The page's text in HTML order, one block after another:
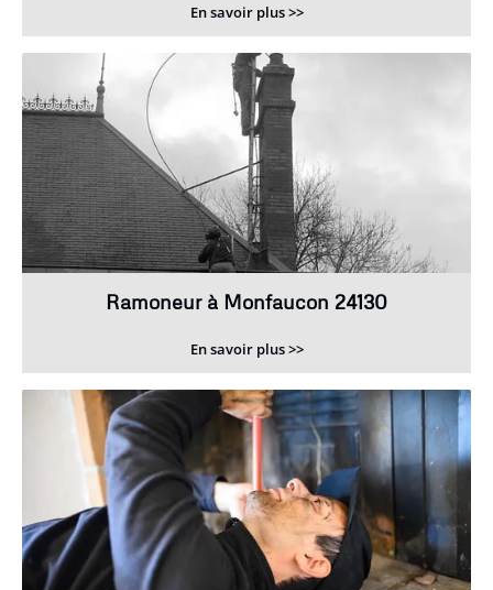
En savoir plus >>
Ramoneur à Monfaucon 24130
En savoir plus >>